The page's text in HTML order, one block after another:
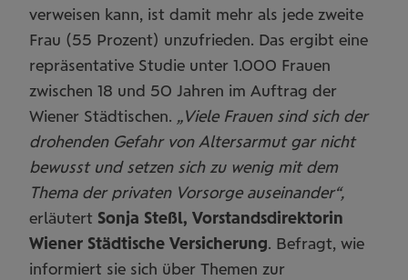
verweisen kann, ist damit mehr als jede zweite
Frau (55 Prozent) unzufrieden. Das ergibt eine
repräsentative Studie unter 1.000 Frauen
zwischen 18 und 50 Jahren im Auftrag der
Wiener Städtischen. „Viele Frauen sind sich der
drohenden Gefahr von Altersarmut gar nicht
bewusst und setzen sich zu wenig mit dem
Thema der privaten Vorsorge auseinander“,
erläutert Sonja Steßl, Vorstandsdirektorin
Wiener Städtische Versicherung. Befragt, wie
informiert sie sich über Themen zur